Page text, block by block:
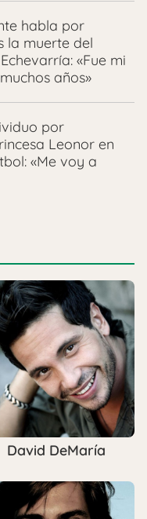
habla por
la muerte del
«Fue mi
años»
por
Leonor en
«Me voy a
David DeMaría